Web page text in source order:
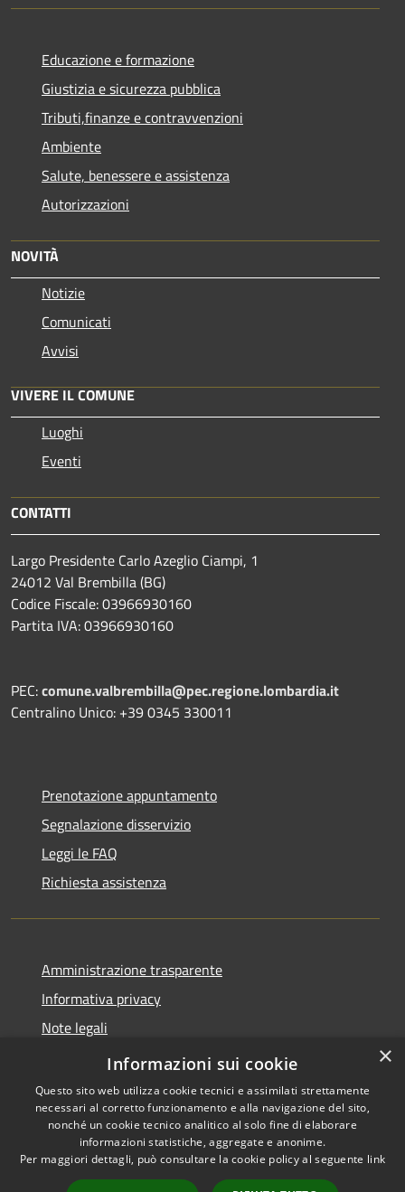
Educazione e formazione
Giustizia e sicurezza pubblica
Tributi,finanze e contravvenzioni
Ambiente
Salute, benessere e assistenza
Autorizzazioni
NOVITÀ
Notizie
Comunicati
Avvisi
VIVERE IL COMUNE
Luoghi
Eventi
CONTATTI
Largo Presidente Carlo Azeglio Ciampi, 1
24012 Val Brembilla (BG)
Codice Fiscale: 03966930160
Partita IVA: 03966930160
PEC:comune.valbrembilla@pec.regione.lombardia.it
Centralino Unico: +39 0345 330011
Prenotazione appuntamento
Segnalazione disservizio
Leggi le FAQ
Richiesta assistenza
Amministrazione trasparente
Informativa privacy
Note legali
Dichiarazione di accessibilità
Accessibilità
Copyright © 2026 • Comune di
Val Brembilla • Powered by
×
Informazioni sui cookie
Questo sito web utilizza cookie tecnici e assimilati strettamente
necessari al corretto funzionamento e alla navigazione del sito,
nonché un cookie tecnico analitico al solo fine di elaborare
informazioni statistiche, aggregate e anonime.
Per maggiori dettagli, può consultare la cookie policy al seguente link